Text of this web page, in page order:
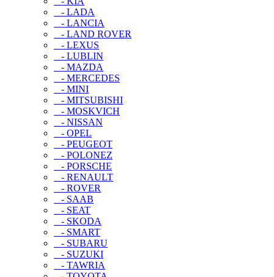
- LADA
- LANCIA
- LAND ROVER
- LEXUS
- LUBLIN
- MAZDA
- MERCEDES
- MINI
- MITSUBISHI
- MOSKVICH
- NISSAN
- OPEL
- PEUGEOT
- POLONEZ
- PORSCHE
- RENAULT
- ROVER
- SAAB
- SEAT
- SKODA
- SMART
- SUBARU
- SUZUKI
- TAWRIA